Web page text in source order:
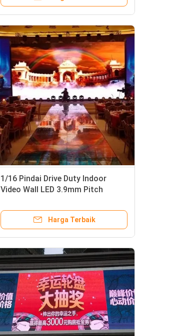
1/16 Pindai Drive Duty Indoor
Video Wall LED 3.9mm Pitch
Harga Terbaik